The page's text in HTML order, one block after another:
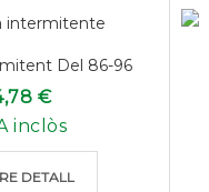
Del 86-96
€
inclòs
DETALL